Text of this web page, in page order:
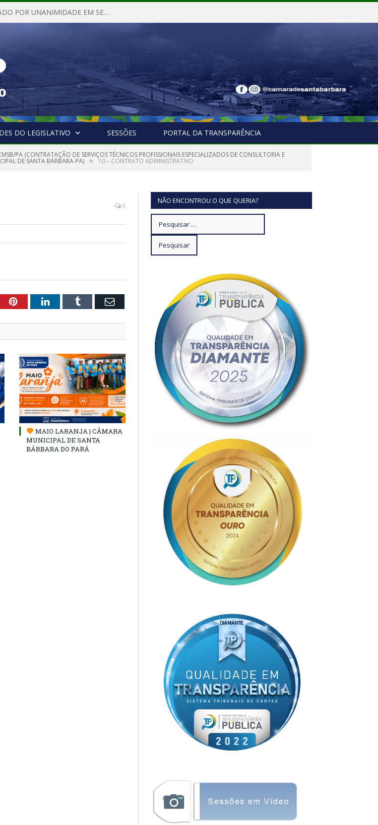
PROJETO DE LEI 002/2026 APROVADO POR UNANIMIDADE EM SESSÃO ORDINÁRIA NESTA QUINTA – FEIRA 28 DE MAIO DE 2026
DO LEGISLATIVO SESSÕES PORTAL DA TRANSPARÊNCIA
PA (CONTRATAÇÃO DE SERVIÇOS TÉCNICOS PROFISSIONAIS ESPECIALIZADOS DE CONSULTORIA E
DE SANTA BÁRBARA-PA) » 10 – CONTRATO ADMINISTRATIVO
0
PinterestLinkedInTumblr Email
MAIO LARANJA | CÂMARA
MUNICIPAL DE SANTA
BÁRBARA DO PARÁ
NÃO ENCONTROU O QUE QUERIA?